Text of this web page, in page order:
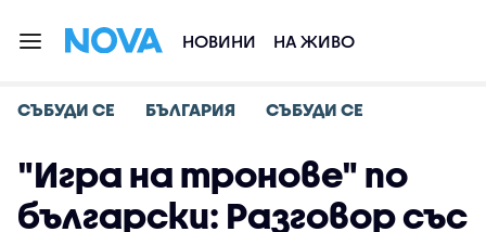
НОВИНИ НА ЖИВО
СЪБУДИ СЕ БЪЛГАРИЯ СЪБУДИ СЕ
"Игра на тронове" по
български: Разговор със